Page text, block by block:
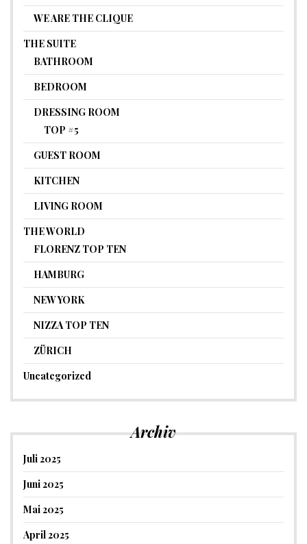
WE ARE THE CLIQUE
THE SUITE
BATHROOM
BEDROOM
DRESSING ROOM
TOP #5
GUEST ROOM
KITCHEN
LIVING ROOM
THE WORLD
FLORENZ TOP TEN
HAMBURG
NEW YORK
NIZZA TOP TEN
ZÜRICH
Uncategorized
Archiv
Juli 2025
Juni 2025
Mai 2025
April 2025